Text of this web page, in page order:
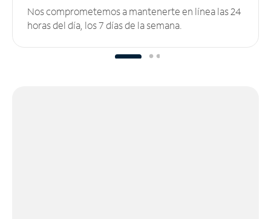
Nos comprometemos a mantenerte en línea las 24
horas del día, los 7 días de la semana.